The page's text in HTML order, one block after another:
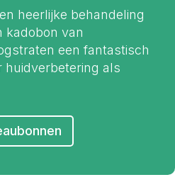
heerlijke behandeling
kadobon van
een fantastisch
huidverbetering als